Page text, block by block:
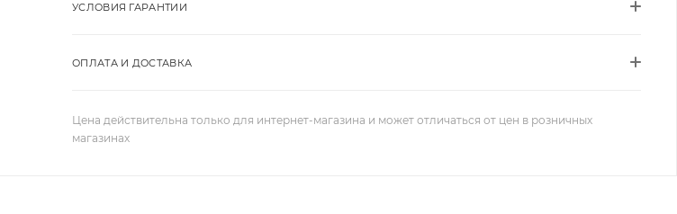
УСЛОВИЯ ГАРАНТИИ
ОПЛАТА И ДОСТАВКА
Цена действительна только для интернет-магазина и может отличаться от цен в розничных
магазинах